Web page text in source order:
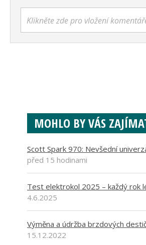
Klikněte zde pro vložení
MOHLO BY VÁS
Scott Spark 970: Nevšední
před 15 hodinami
Test elektrokol 2025 – každý rok
4.6.2025
Výměna a údržba brzdových
15.12.2022